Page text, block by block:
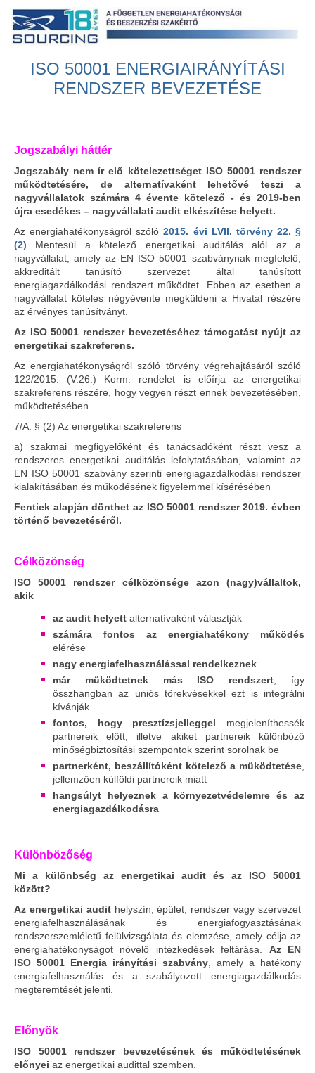
ISO 50001 ENERGIAIRÁNYÍTÁSI
RENDSZER BEVEZETÉSE
Jogszabályi háttér
Jogszabály nem ír elő kötelezettséget ISO 50001 rendszer
működtetésére, de alternatívaként lehetővé teszi a
nagyvállalatok számára 4 évente kötelező - és 2019-ben
újra esedékes – nagyvállalati audit elkészítése helyett.
Az energiahatékonyságról szóló2015. évi LVII. törvény 22. §
(2) Mentesül a kötelező energetikai auditálás alól az a
nagyvállalat, amely az EN ISO 50001 szabványnak megfelelő,
akkreditált tanúsító szervezet által tanúsított
energiagazdálkodási rendszert működtet. Ebben az esetben a
nagyvállalat köteles négyévente megküldeni a Hivatal részére
az érvényes tanúsítványt.
Az ISO 50001 rendszer bevezetéséhez támogatást nyújt az
energetikai szakreferens.
Az energiahatékonyságról szóló törvény végrehajtásáról szóló
122/2015. (V.26.) Korm. rendelet is előírja az energetikai
szakreferens részére, hogy vegyen részt ennek bevezetésében,
működtetésében.
7/A. § (2) Az energetikai szakreferens
a) szakmai megfigyelőként és tanácsadóként részt vesz a
rendszeres energetikai auditálás lefolytatásában, valamint az
EN ISO 50001 szabvány szerinti energiagazdálkodási rendszer
kialakításában és működésének figyelemmel kísérésében
Fentiek alapján dönthet az ISO 50001 rendszer 2019. évben
történő bevezetéséről.
Célközönség
ISO 50001 rendszer célközönsége azon (nagy)vállaltok,
akik
az audit helyett alternatívaként választják
számára fontos az energiahatékony működés
elérése
nagy energiafelhasználással rendelkeznek
már működtetnek más ISO rendszert , így
összhangban az uniós törekvésekkel ezt is integrálni
kívánják
fontos, hogy presztízsjelleggel megjeleníthessék
partnereik előtt, illetve akiket partnereik különböző
minőségbiztosítási szempontok szerint sorolnak be
partnerként, beszállítóként kötelező a működtetése
jellemzően külföldi partnereik miatt
hangsúlyt helyeznek a környezetvédelemre és az
energiagazdálkodásra
Különbözőség
Mi a különbség az energetikai audit és az ISO 50001
között?
Az energetikai audithelyszín, épület, rendszer vagy szervezet
energiafelhasználásának és energiafogyasztásának
rendszerszemléletű felülvizsgálata és elemzése, amely célja az
energiahatékonyságot növelő intézkedések feltárása. Az EN
ISO 50001 Energia irányítási szabvány , amely a hatékony
energiafelhasználás és a szabályozott energiagazdálkodás
megteremtését jelenti.
Előnyök
ISO 50001 rendszer bevezetésének és működtetésének
előnyei az energetikai audittal szemben.